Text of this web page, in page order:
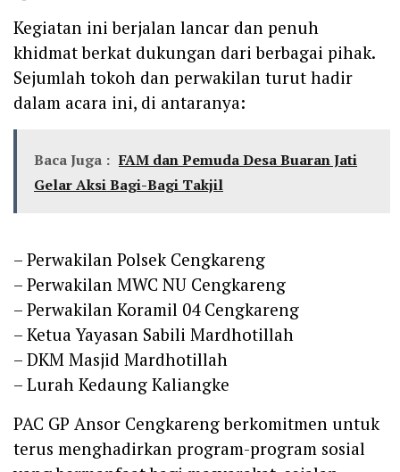
Kegiatan ini berjalan lancar dan penuh
khidmat berkat dukungan dari berbagai pihak.
Sejumlah tokoh dan perwakilan turut hadir
dalam acara ini, di antaranya:
Baca Juga : FAM dan Pemuda Desa Buaran Jati
Gelar Aksi Bagi-Bagi Takjil
– Perwakilan Polsek Cengkareng
– Perwakilan MWC NU Cengkareng
– Perwakilan Koramil 04 Cengkareng
– Ketua Yayasan Sabili Mardhotillah
– DKM Masjid Mardhotillah
– Lurah Kedaung Kaliangke
PAC GP Ansor Cengkareng berkomitmen untuk
terus menghadirkan program-program sosial